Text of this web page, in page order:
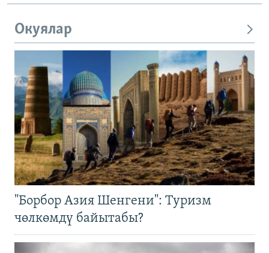
Окуялар
"Борбор Азия Шенгени": Туризм
чөлкөмдү байытабы?